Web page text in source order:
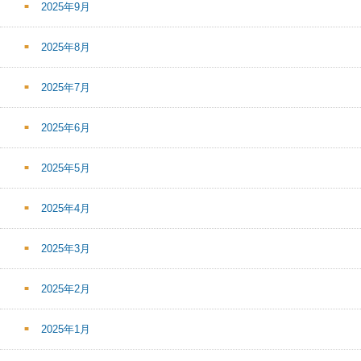
2025年9月
2025年8月
2025年7月
2025年6月
2025年5月
2025年4月
2025年3月
2025年2月
2025年1月